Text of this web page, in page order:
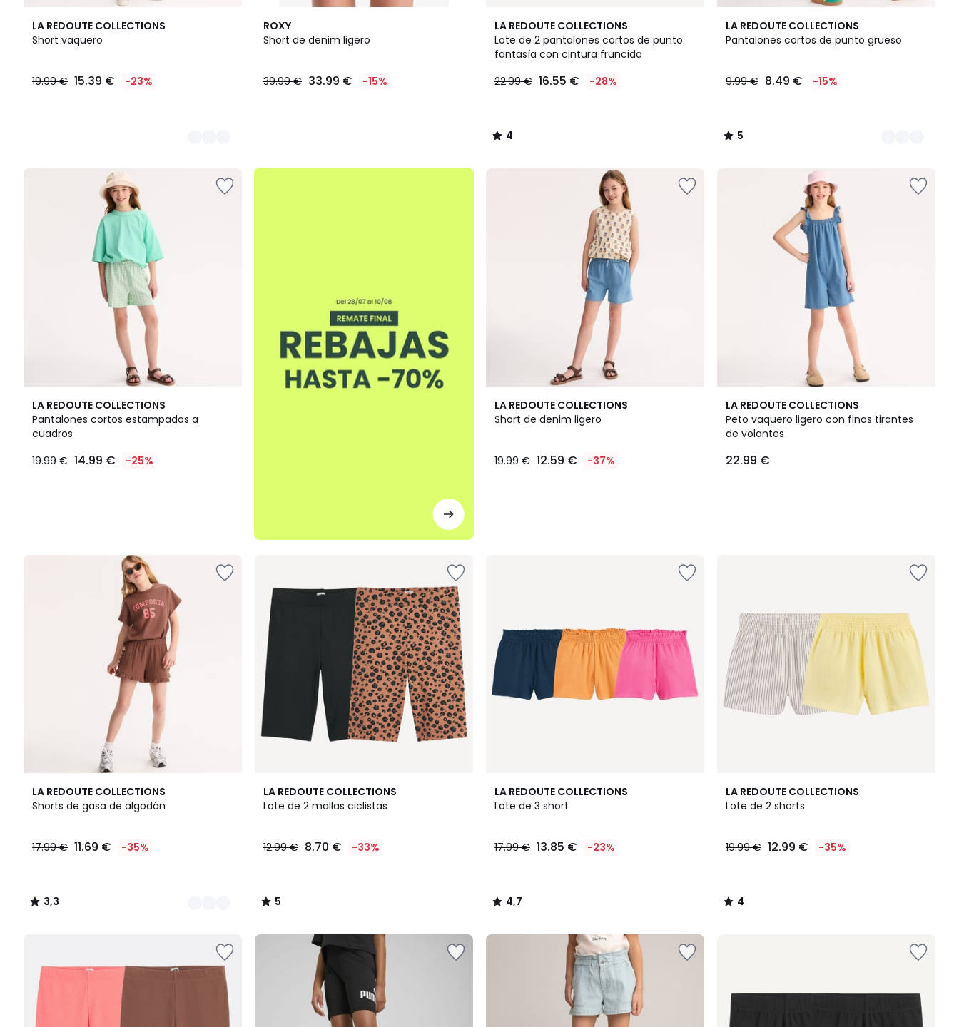
LA REDOUTE COLLECTIONS
Short vaquero
€
19.99 € 15.39 € -23%
2
Colores
ROXY
Short de denim ligero
39.99 € 33.99 € -15%
LA REDOUTE COLLECTIONS
Lote de 2 pantalones cortos de punto
fantasía con cintura fruncida
22.99 € 16.55 € -28%
4
/
5
4
/
LA REDOUTE COLLECTIONS
Pantalones cortos de punto grueso
9.99 € 8.49 € -15%
5
/
3
Colores
5
/
LA REDOUTE COLLECTIONS
Pantalones cortos estampados a
cuadros
19.99 € 14.99 € -25%
.
LA REDOUTE COLLECTIONS
Short de denim ligero
19.99 € 12.59 € -37%
LA REDOUTE COLLECTIONS
Peto vaquero ligero con finos tirantes
de volantes
22.99 €
LA REDOUTE COLLECTIONS
Shorts de gasa de algodón
17.99 € 11.69 € -35%
3,3
/ 5
2
Colores
3,3
/
LA REDOUTE COLLECTIONS
Lote de 2 mallas ciclistas
12.99 € 8.70 € -33%
5
/
5
/
LA REDOUTE COLLECTIONS
Lote de 3 short
17.99 € 13.85 € -23%
4,7
/ 5
4,7
/
LA REDOUTE COLLECTIONS
Lote de 2 shorts
19.99 € 12.99 € -35%
4
/
4
/